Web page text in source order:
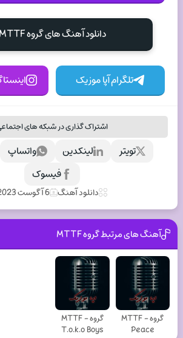
دانلود آهنگ های گروه MTTF
تلگرام آپا موزیک
اشتراک گذاری در شبکه های
واتساپ لینکدین
تویتر
فیسوک
دانلود آهنگ 6 آگوست 2023
آهنگ های مرتبط گروه MTTF
گروه MTTF -
Peace
گروه MTTF -
T.o.k.o Boys